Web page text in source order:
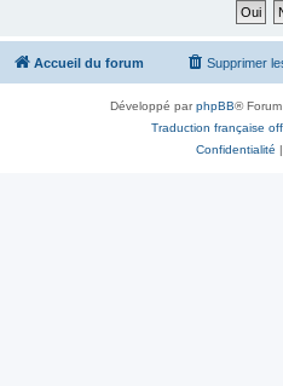
Accueil du forum Supprimer
Développé parphpBB®
Traduction française
Confidentialité |